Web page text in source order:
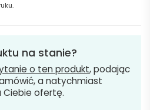
na stanie?
o ten produkt, podając
a natychmiast
ofertę.